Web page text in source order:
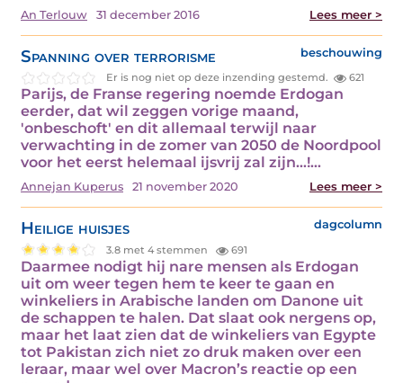
An Terlouw 31 december 2016 Lees meer >
Spanning over terrorisme beschouwing
Er is nog niet op deze inzending gestemd. 621
Parijs, de Franse regering noemde Erdogan
eerder, dat wil zeggen vorige maand,
'onbeschoft' en dit allemaal terwijl naar
verwachting in de zomer van 2050 de Noordpool
voor het eerst helemaal ijsvrij zal zijn...!…
Annejan Kuperus 21 november 2020 Lees meer >
Heilige huisjes dagcolumn
3.8 met 4 stemmen 691
Daarmee nodigt hij nare mensen als Erdogan
uit om weer tegen hem te keer te gaan en
winkeliers in Arabische landen om Danone uit
de schappen te halen. Dat slaat ook nergens op,
maar het laat zien dat de winkeliers van Egypte
tot Pakistan zich niet zo druk maken over een
leraar, maar wel over Macron’s reactie op een